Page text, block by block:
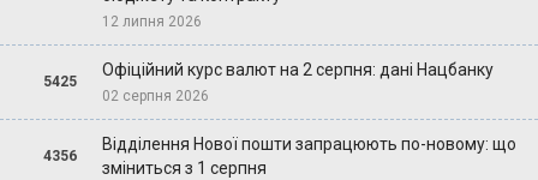
12 липня 2026
5425
Офіційний курс валют на 2 серпня: дані Нацбанку
02 серпня 2026
4356
Відділення Нової пошти запрацюють по-новому: що
зміниться з 1 серпня